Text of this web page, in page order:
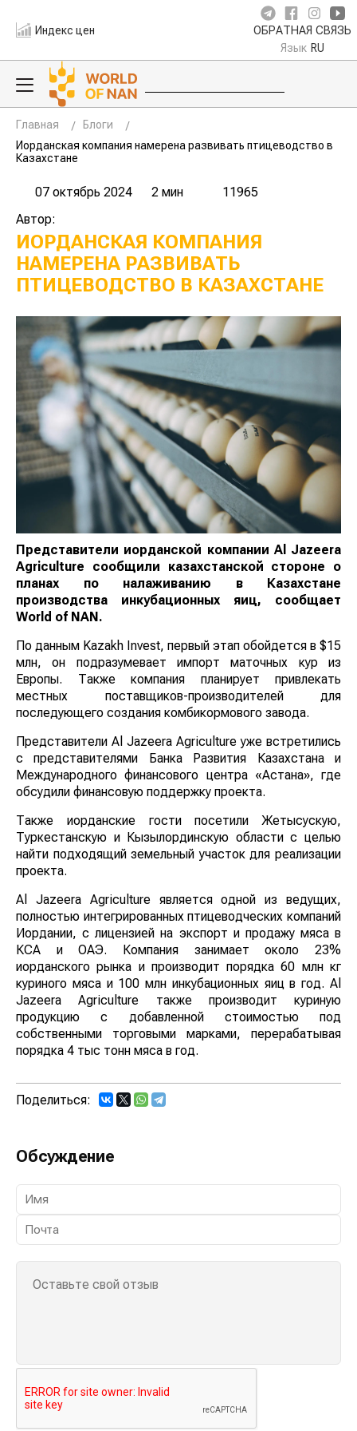
Индекс цен ОБРАТНАЯ СВЯЗЬ
Язык RU
Главная
Блоги
Иорданская компания намерена развивать птицеводство в
Казахстане
07 октябрь 2024 2 мин
11965
Автор:
ИОРДАНСКАЯ КОМПАНИЯ
НАМЕРЕНА РАЗВИВАТЬ
ПТИЦЕВОДСТВО В КАЗАХСТАНЕ
Представители иорданской компании Al Jazeera
Agriculture сообщили казахстанской стороне о
планах по налаживанию в Казахстане
производства инкубационных яиц, сообщает
World of NAN.
По данным Kazakh Invest, первый этап обойдется в $15
млн, он подразумевает импорт маточных кур из
Европы. Также компания планирует привлекать
местных поставщиков-производителей для
последующего создания комбикормового завода.
Представители Al Jazeera Agriculture уже встретились
с представителями Банка Развития Казахстана и
Международного финансового центра «Астана», где
обсудили финансовую поддержку проекта.
Также иорданские гости посетили Жетысускую,
Туркестанскую и Кызылординскую области с целью
найти подходящий земельный участок для реализации
проекта.
Al Jazeera Agriculture является одной из ведущих,
полностью интегрированных птицеводческих компаний
Иордании, с лицензией на экспорт и продажу мяса в
КСА и ОАЭ. Компания занимает около 23%
иорданского рынка и производит порядка 60 млн кг
куриного мяса и 100 млн инкубационных яиц в год. Al
Jazeera Agriculture также производит куриную
продукцию с добавленной стоимостью под
собственными торговыми марками, перерабатывая
порядка 4 тыс тонн мяса в год.
Поделиться:
Обсуждение